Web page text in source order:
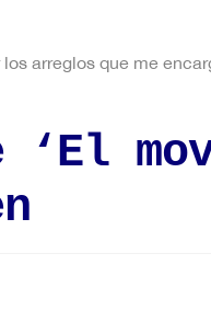
arreglos que me
‘El